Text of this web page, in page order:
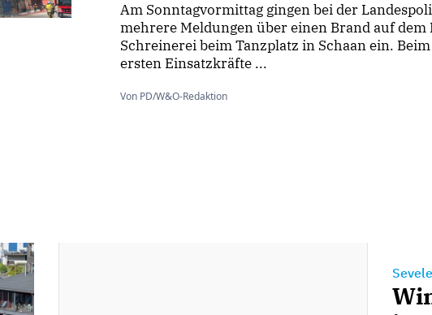
Am Sonntagvormittag gingen bei der
mehrere Meldungen über einen Brand auf dem
Schreinerei beim Tanzplatz in Schaan ein.
ersten Einsatzkräfte ...
Von PD/W&O-Redaktion